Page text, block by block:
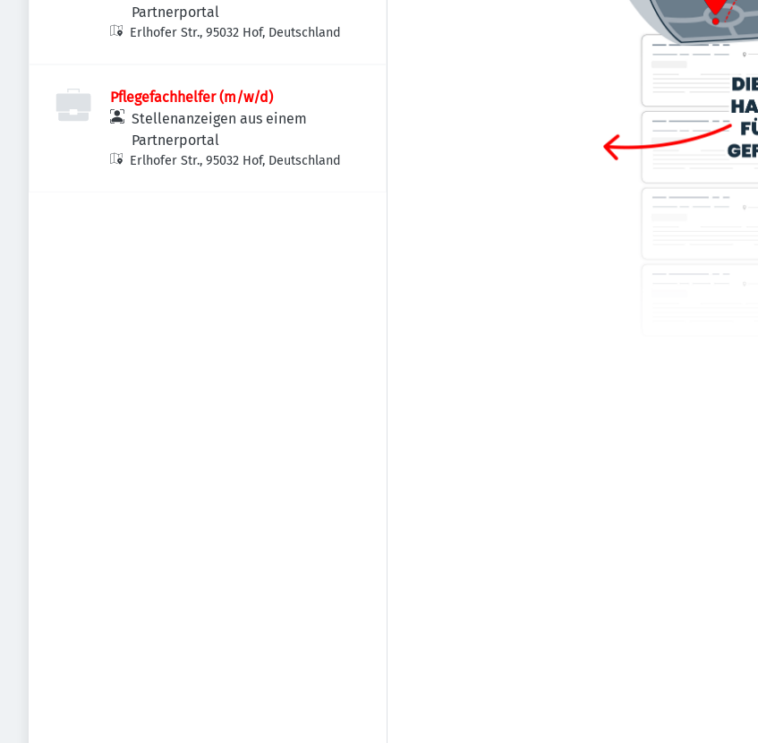
Partnerportal
Erlhofer Str., 95032 Hof, Deutschland
Pflegefachhelfer (m/w/d)
Stellenanzeigen aus einem
Partnerportal
Erlhofer Str., 95032 Hof, Deutschland